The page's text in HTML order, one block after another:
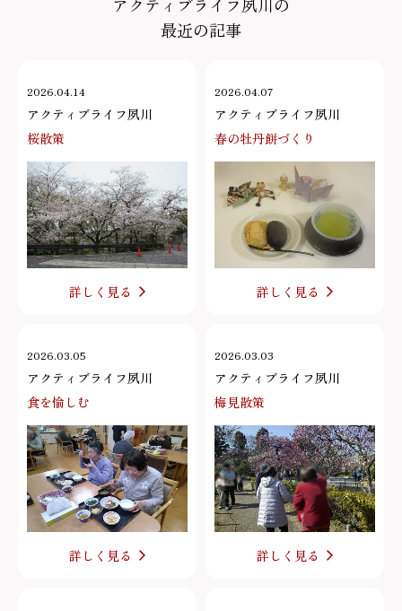
アクティブライフ夙川の
最近の記事
2026.04.14
アクティブライフ夙川
桜散策
詳しく見る
2026.04.07
アクティブライフ夙川
春の牡丹餅づくり
詳しく見る
2026.03.05
アクティブライフ夙川
食を愉しむ
詳しく見る
2026.03.03
アクティブライフ夙川
梅見散策
詳しく見る